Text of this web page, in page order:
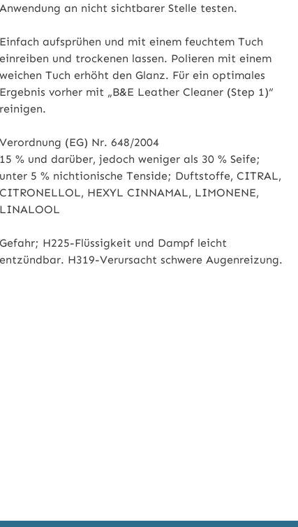
Anwendung an nicht sichtbarer Stelle testen.
Einfach aufsprühen und mit einem feuchtem Tuch
einreiben und trockenen lassen. Polieren mit einem
weichen Tuch erhöht den Glanz. Für ein optimales
Ergebnis vorher mit „B&E Leather Cleaner (Step 1)“
reinigen.
Verordnung (EG) Nr. 648/2004
15 % und darüber, jedoch weniger als 30 % Seife;
unter 5 % nichtionische Tenside; Duftstoffe, CITRAL,
CITRONELLOL, HEXYL CINNAMAL, LIMONENE,
LINALOOL
Gefahr; H225-Flüssigkeit und Dampf leicht
entzündbar. H319-Verursacht schwere Augenreizung.